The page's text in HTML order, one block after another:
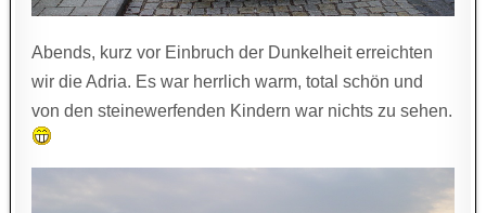
Abends, kurz vor Einbruch der Dunkelheit erreichten
wir die Adria. Es war herrlich warm, total schön und
von den steinewerfenden Kindern war nichts zu sehen.